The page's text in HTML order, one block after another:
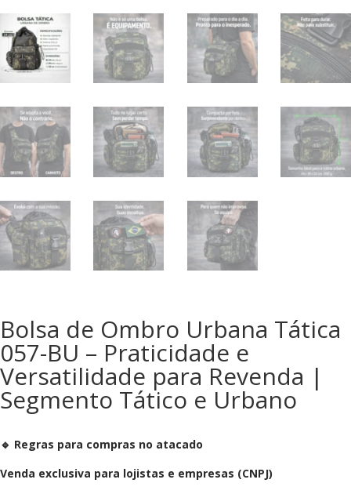
Bolsa de Ombro Urbana Tática
057-BU – Praticidade e
Versatilidade para Revenda |
Segmento Tático e Urbano
🔹 Regras para compras no atacado
Venda exclusiva para lojistas e empresas (CNPJ)